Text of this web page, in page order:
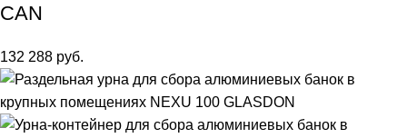
CAN
132 288 руб.